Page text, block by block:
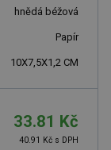
hnědá béžová
Papír
10X7,5X1,2 CM
33.81 Kč
40.91 Kč s DPH